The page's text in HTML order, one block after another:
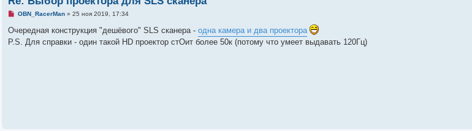
Н
п
р
о
OBN_RacerMan» 25 ноя 2019, 17:34
Очередная конструкция "дешёвого" SLS сканера - одна камера и два проектора
P.S. Для справки - один такой HD проектор стОит более 50к (потому что умеет выдавать 120Гц)